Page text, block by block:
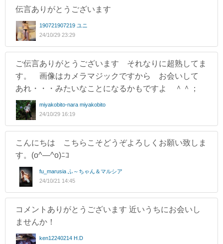
伝言ありがとうございます
190721907219 ユニ
24/10/29 23:29
ご伝言ありがとうございます それなりに超熟してま
す。 画像はカメラマジックですから お会いして
あれ・・・みたいなことになるかもですよ ＾＾；
miyakobito-nara miyakobito
24/10/29 16:19
こんにちは こちらこそどうぞよろしくお願い致しま
す。(o^―^o)ﾆｺ
fu_marusia ふ～ちゃん＆マルシア
24/10/21 14:45
コメントありがとうございます 近いうちにお会いし
ませんか！
ken12240214 H.D